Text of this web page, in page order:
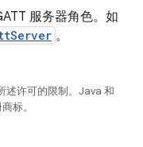
服务器角色。如
。
述许可的限制。Java 和
标。